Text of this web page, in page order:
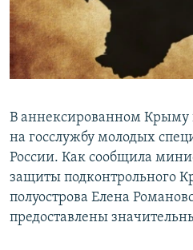
ПОБЕДИТЕЛЕЙ НЕ СУДЯТ?
КРЫМ.НЕПОКОРЕННЫЙ
ELIFBE
ПРИСОЕДИНЯЙТЕСЬ!
Все сайты RFE/RL
В аннексированном Крыму
на госслужбу молодых
России. Как сообщила
защиты подконтрольного
полуострова Елена
предоставлены